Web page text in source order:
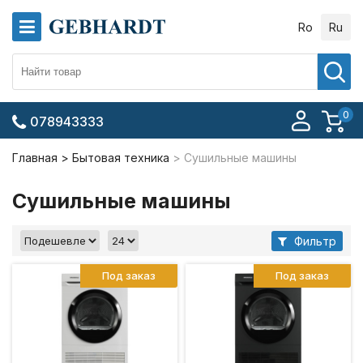
Ro Ru
0
078943333
Главная Бытовая техника Сушильные машины
Сушильные машины
Фильтр
Под заказ Под заказ